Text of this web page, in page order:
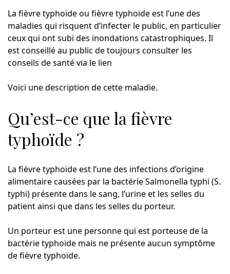
La fièvre typhoïde ou fièvre typhoïde est l’une des
maladies qui risquent d’infecter le public, en particulier
ceux qui ont subi des inondations catastrophiques. Il
est conseillé au public de toujours consulter les
conseils de santé via le lien
Voici une description de cette maladie.
Qu’est-ce que la fièvre
typhoïde ?
La fièvre typhoïde est l’une des infections d’origine
alimentaire causées par la bactérie Salmonella typhi (S.
typhi) présente dans le sang, l’urine et les selles du
patient ainsi que dans les selles du porteur.
Un porteur est une personne qui est porteuse de la
bactérie typhoïde mais ne présente aucun symptôme
de fièvre typhoïde.